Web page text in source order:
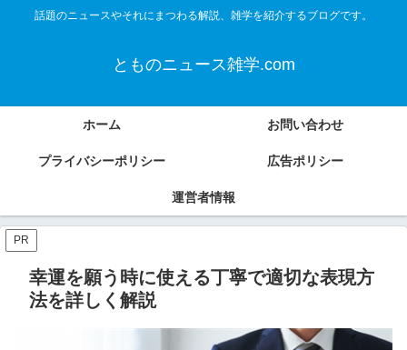
話題のニュースやそれにまつわる解説、雑学を紹介するブログです。
とものニュース雑学.com
ホーム お問い合わせ
プライバシーポリシー 広告ポリシー
運営者情報
PR
幸運を願う時に使える丁寧で適切な表現方
法を詳しく解説